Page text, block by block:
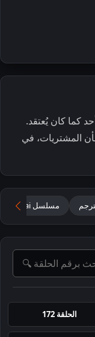
كما كان يُعتقد.
المشتريات، في
مسلسل Seher Hone Ko Hai مترجم
الحلقة 172